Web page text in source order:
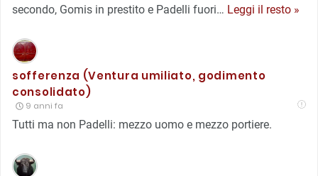
secondo, Gomis in prestito e Padelli fuori… Leggi il resto »
sofferenza (Ventura umiliato, godimento
consolidato)
9 anni fa
Tutti ma non Padelli: mezzo uomo e mezzo portiere.